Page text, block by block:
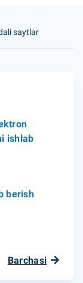
saytlar
ishlab
berish
Barchasi